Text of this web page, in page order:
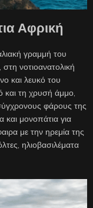
Αφρική
γραμμή του
νοτιοανατολική
και λευκό του
και τη χρυσή άμμο,
φάρους της
και μονοπάτια για
με την ηρεμία της
ηλιοβασιλέματα